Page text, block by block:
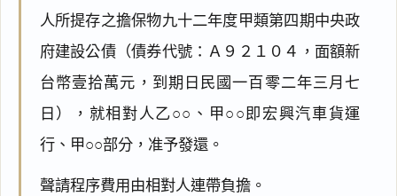
人所提存之擔保物九十二年度甲類第四期中央政
府建設公債（債券代號：Ａ９２１０４，面額新
台幣壹拾萬元，到期日民國一百零二年三月七
日），就相對人乙○○、甲○○即宏興汽車貨運
行、甲○○部分，准予發還。
聲請程序費用由相對人連帶負擔。